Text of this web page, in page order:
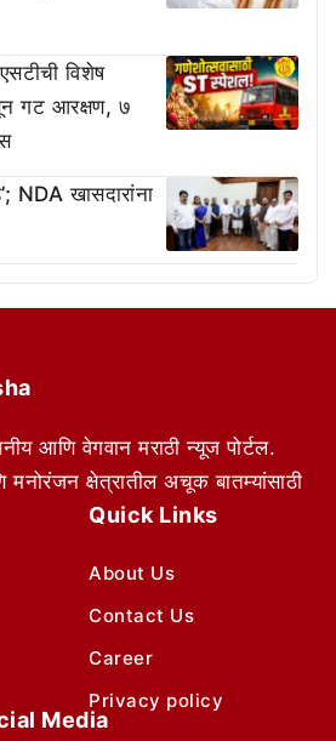
विशेष
गट आरक्षण, ७
NDA खासदारांना
आणि वेगवान मराठी न्यूज पोर्टल.
क्षेत्रातील अचूक बातम्यांसाठी
Quick Links
About Us
Contact Us
Career
Privacy policy
Media